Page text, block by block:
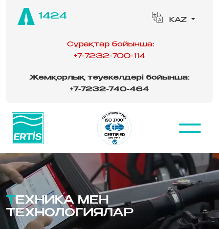
1424 KAZ
Сұрақтар бойынша:
+7-7232-700-114
Жемқорлық тәуекелдері бойынша:‪
+7-7232-740-464
ТЕХНИКА МЕН
ТЕХНОЛОГИЯЛАР